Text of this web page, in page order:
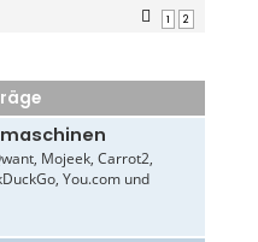
1 2
Mojeek, Carrot2,
You.com und